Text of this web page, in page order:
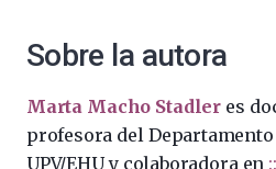
Sobre la autora
Marta Macho Stadler es
profesora del
UPV/EHU y colaboradora en